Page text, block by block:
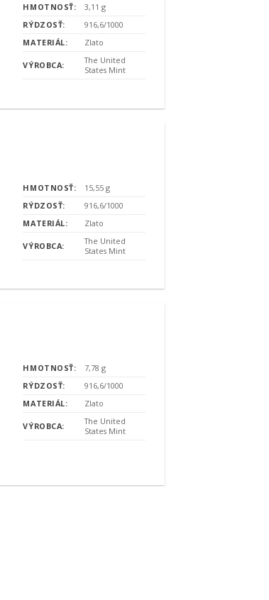
HMOTNOSŤ:
3,11 g
RÝDZOSŤ:
916,6/1000
MATERIÁL:
Zlato
VÝROBCA:
The United
States Mint
HMOTNOSŤ:
15,55 g
RÝDZOSŤ:
916,6/1000
MATERIÁL:
Zlato
VÝROBCA:
The United
States Mint
HMOTNOSŤ:
7,78 g
RÝDZOSŤ:
916,6/1000
MATERIÁL:
Zlato
VÝROBCA:
The United
States Mint